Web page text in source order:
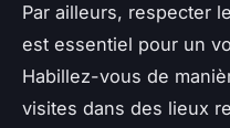
Par ailleurs, respecter
est essentiel pour un
Habillez-vous de
visites dans des lieux